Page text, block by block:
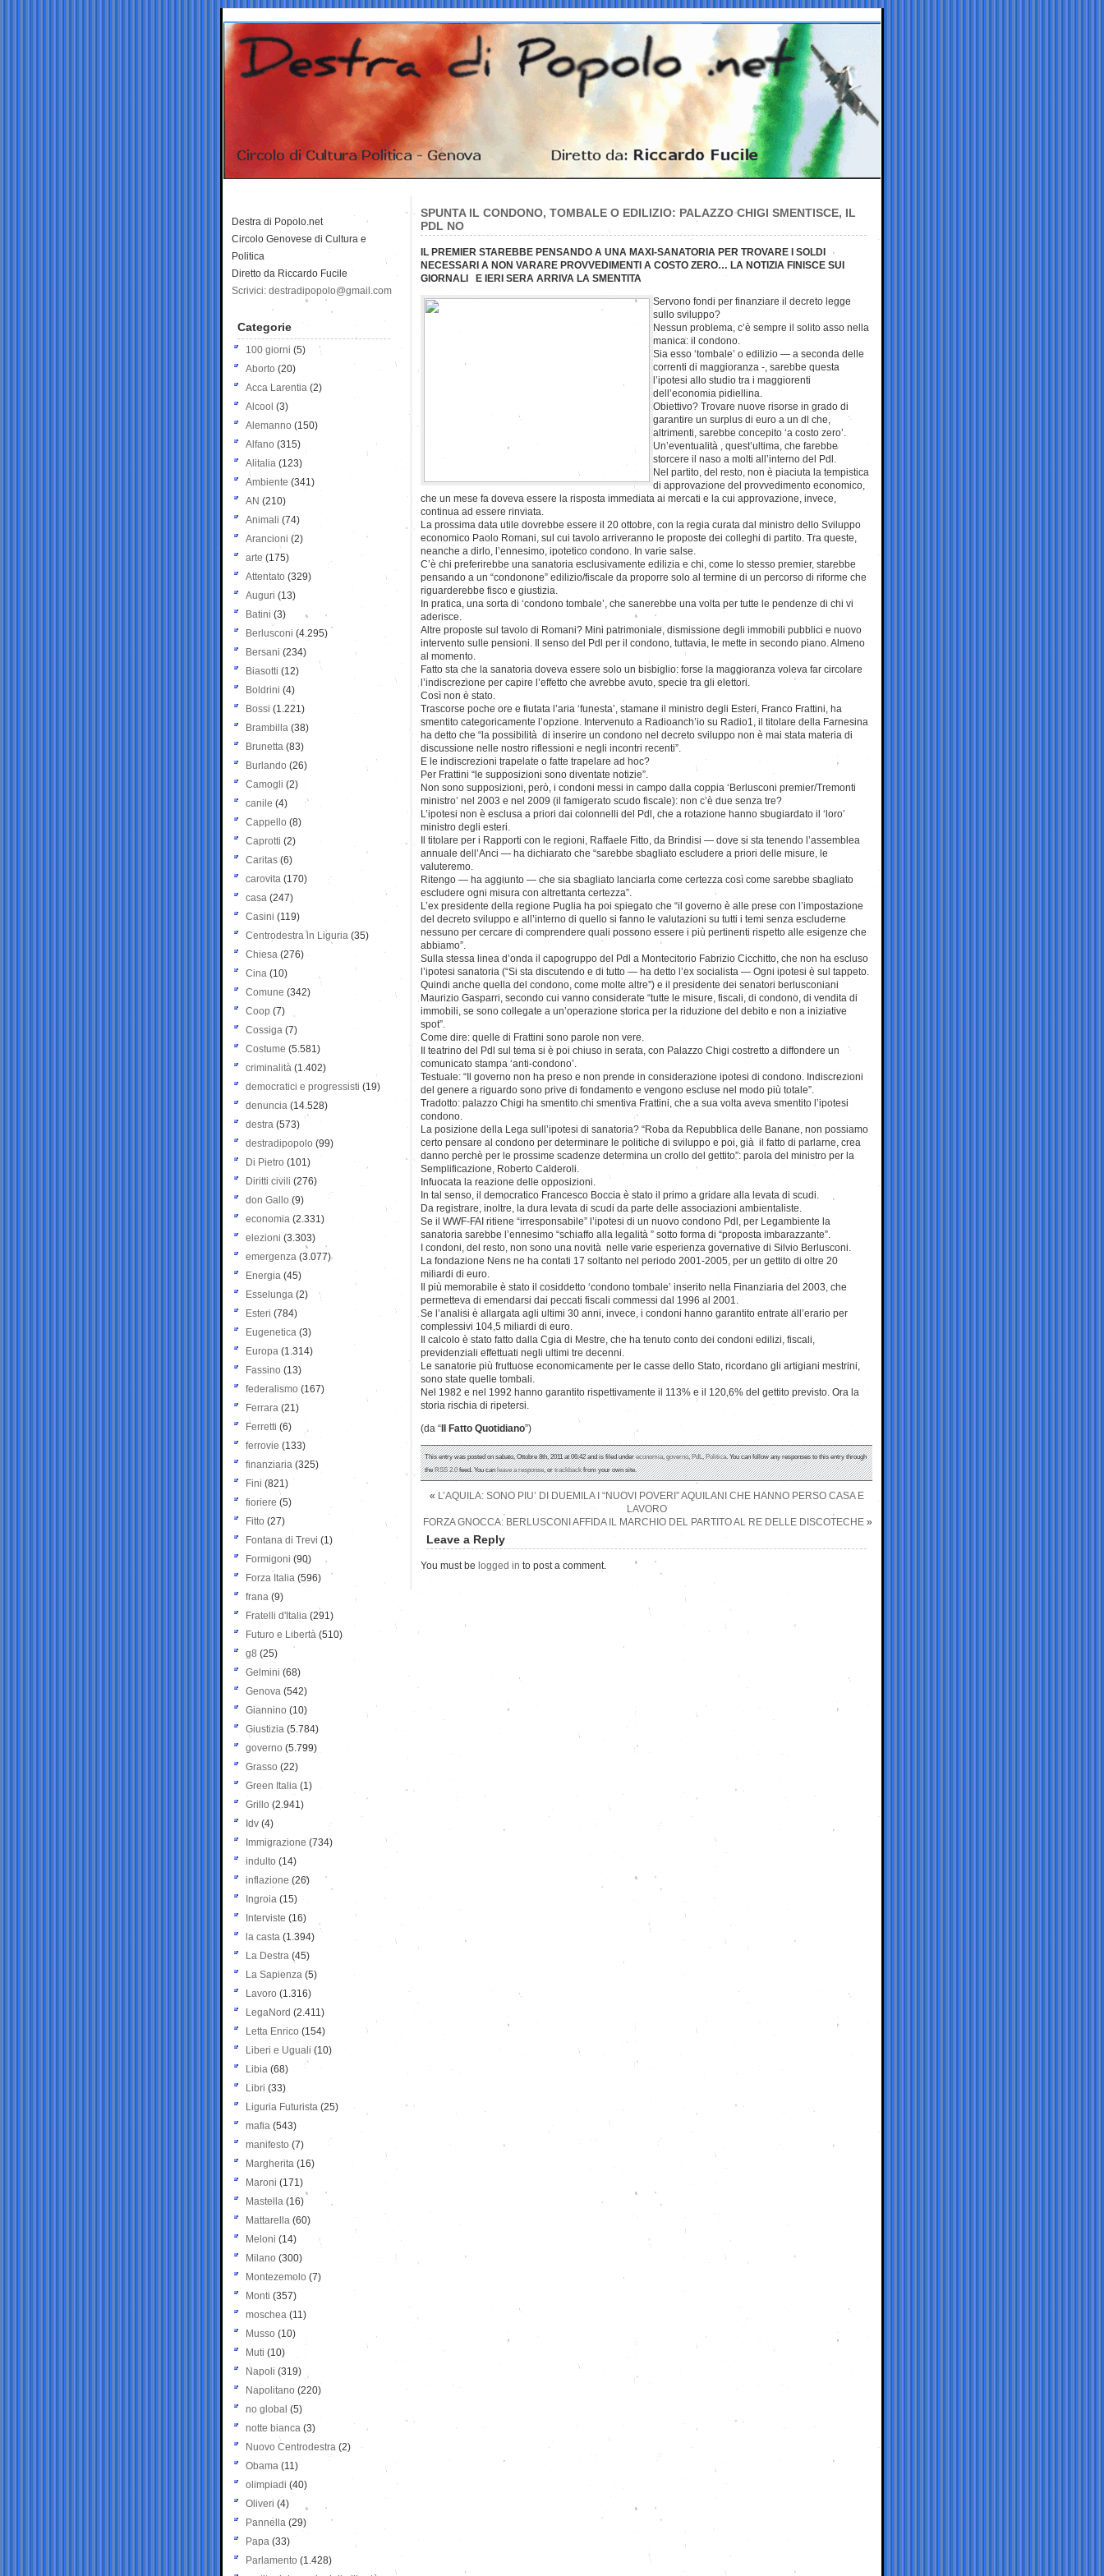
SPUNTA IL CONDONO, TOMBALE O EDILIZIO: PALAZZO CHIGI SMENTISCE, IL
PDL NO
IL PREMIER STAREBBE PENSANDO A UNA MAXI-SANATORIA PER TROVARE I SOLDI
NECESSARI A NON VARARE PROVVEDIMENTI A COSTO ZERO… LA NOTIZIA FINISCE SUI
GIORNALI E IERI SERA ARRIVA LA SMENTITA
Servono fondi per finanziare il decreto legge
sullo sviluppo?
Nessun problema, c’è sempre il solito asso nella
manica: il condono.
Sia esso ‘tombale’ o edilizio — a seconda delle
correnti di maggioranza -, sarebbe questa
l’ipotesi allo studio tra i maggiorenti
dell’economia pidiellina.
Obiettivo? Trovare nuove risorse in grado di
garantire un surplus di euro a un dl che,
altrimenti, sarebbe concepito ‘a costo zero’.
Un’eventualità , quest’ultima, che farebbe
storcere il naso a molti all’interno del Pdl.
Nel partito, del resto, non è piaciuta la tempistica
di approvazione del provvedimento economico,
che un mese fa doveva essere la risposta immediata ai mercati e la cui approvazione, invece,
continua ad essere rinviata.
La prossima data utile dovrebbe essere il 20 ottobre, con la regia curata dal ministro dello Sviluppo
economico Paolo Romani, sul cui tavolo arriveranno le proposte dei colleghi di partito. Tra queste,
neanche a dirlo, l’ennesimo, ipotetico condono. In varie salse.
C’è chi preferirebbe una sanatoria esclusivamente edilizia e chi, come lo stesso premier, starebbe
pensando a un “condonone” edilizio/fiscale da proporre solo al termine di un percorso di riforme che
riguarderebbe fisco e giustizia.
In pratica, una sorta di ‘condono tombale’, che sanerebbe una volta per tutte le pendenze di chi vi
aderisce.
Altre proposte sul tavolo di Romani? Mini patrimoniale, dismissione degli immobili pubblici e nuovo
intervento sulle pensioni. Il senso del Pdl per il condono, tuttavia, le mette in secondo piano. Almeno
al momento.
Fatto sta che la sanatoria doveva essere solo un bisbiglio: forse la maggioranza voleva far circolare
l’indiscrezione per capire l’effetto che avrebbe avuto, specie tra gli elettori.
Così non è stato.
Trascorse poche ore e fiutata l’aria ‘funesta’, stamane il ministro degli Esteri, Franco Frattini, ha
smentito categoricamente l’opzione. Intervenuto a Radioanch’io su Radio1, il titolare della Farnesina
ha detto che “la possibilità di inserire un condono nel decreto sviluppo non è mai stata materia di
discussione nelle nostro riflessioni e negli incontri recenti”.
E le indiscrezioni trapelate o fatte trapelare ad hoc?
Per Frattini “le supposizioni sono diventate notizie”.
Non sono supposizioni, però, i condoni messi in campo dalla coppia ‘Berlusconi premier/Tremonti
ministro’ nel 2003 e nel 2009 (il famigerato scudo fiscale): non c’è due senza tre?
L’ipotesi non è esclusa a priori dai colonnelli del Pdl, che a rotazione hanno sbugiardato il ‘loro’
ministro degli esteri.
Il titolare per i Rapporti con le regioni, Raffaele Fitto, da Brindisi — dove si sta tenendo l’assemblea
annuale dell’Anci — ha dichiarato che “sarebbe sbagliato escludere a priori delle misure, le
valuteremo.
Ritengo — ha aggiunto — che sia sbagliato lanciarla come certezza così come sarebbe sbagliato
escludere ogni misura con altrettanta certezza”.
L’ex presidente della regione Puglia ha poi spiegato che “il governo è alle prese con l’impostazione
del decreto sviluppo e all’interno di quello si fanno le valutazioni su tutti i temi senza escluderne
nessuno per cercare di comprendere quali possono essere i più pertinenti rispetto alle esigenze che
abbiamo”.
Sulla stessa linea d’onda il capogruppo del Pdl a Montecitorio Fabrizio Cicchitto, che non ha escluso
l’ipotesi sanatoria (“Si sta discutendo e di tutto — ha detto l’ex socialista — Ogni ipotesi è sul tappeto.
Quindi anche quella del condono, come molte altre”) e il presidente dei senatori berlusconiani
Maurizio Gasparri, secondo cui vanno considerate “tutte le misure, fiscali, di condono, di vendita di
immobili, se sono collegate a un’operazione storica per la riduzione del debito e non a iniziative
spot”.
Come dire: quelle di Frattini sono parole non vere.
Il teatrino del Pdl sul tema si è poi chiuso in serata, con Palazzo Chigi costretto a diffondere un
comunicato stampa ‘anti-condono’.
Testuale: “Il governo non ha preso e non prende in considerazione ipotesi di condono. Indiscrezioni
del genere a riguardo sono prive di fondamento e vengono escluse nel modo più totale”.
Tradotto: palazzo Chigi ha smentito chi smentiva Frattini, che a sua volta aveva smentito l’ipotesi
condono.
La posizione della Lega sull’ipotesi di sanatoria? “Roba da Repubblica delle Banane, non possiamo
certo pensare al condono per determinare le politiche di sviluppo e poi, già il fatto di parlarne, crea
danno perchè per le prossime scadenze determina un crollo del gettito”: parola del ministro per la
Semplificazione, Roberto Calderoli.
Infuocata la reazione delle opposizioni.
In tal senso, il democratico Francesco Boccia è stato il primo a gridare alla levata di scudi.
Da registrare, inoltre, la dura levata di scudi da parte delle associazioni ambientaliste.
Se il WWF-FAI ritiene “irresponsabile” l’ipotesi di un nuovo condono Pdl, per Legambiente la
sanatoria sarebbe l’ennesimo “schiaffo alla legalità ” sotto forma di “proposta imbarazzante”.
I condoni, del resto, non sono una novità nelle varie esperienza governative di Silvio Berlusconi.
La fondazione Nens ne ha contati 17 soltanto nel periodo 2001-2005, per un gettito di oltre 20
miliardi di euro.
Il più memorabile è stato il cosiddetto ‘condono tombale’ inserito nella Finanziaria del 2003, che
permetteva di emendarsi dai peccati fiscali commessi dal 1996 al 2001.
Se l’analisi è allargata agli ultimi 30 anni, invece, i condoni hanno garantito entrate all’erario per
complessivi 104,5 miliardi di euro.
Il calcolo è stato fatto dalla Cgia di Mestre, che ha tenuto conto dei condoni edilizi, fiscali,
previdenziali effettuati negli ultimi tre decenni.
Le sanatorie più fruttuose economicamente per le casse dello Stato, ricordano gli artigiani mestrini,
sono state quelle tombali.
Nel 1982 e nel 1992 hanno garantito rispettivamente il 113% e il 120,6% del gettito previsto. Ora la
storia rischia di ripetersi.
(da “ Il Fatto Quotidiano”)
This entry was posted on sabato, Ottobre 8th, 2011 at 06:42 and is filed undereconomia,governo,PdL,Politica. You can follow any responses to this entry through
theRSS 2.0feed. You canleave a response, ortrackbackfrom your own site.
« L’AQUILA: SONO PIU’ DI DUEMILA I “NUOVI POVERI” AQUILANI CHE HANNO PERSO CASA E
LAVORO
FORZA GNOCCA: BERLUSCONI AFFIDA IL MARCHIO DEL PARTITO AL RE DELLE DISCOTECHE »
Leave a Reply
You must be logged in to post a comment.
Destra di Popolo.net
Circolo Genovese di Cultura e
Politica
Diretto da Riccardo Fucile
Scrivici: destradipopolo@gmail.com
Categorie
100 giorni (5)
Aborto (20)
Acca Larentia (2)
Alcool (3)
Alemanno (150)
Alfano (315)
Alitalia (123)
Ambiente (341)
AN (210)
Animali (74)
Arancioni (2)
arte (175)
Attentato (329)
Auguri (13)
Batini (3)
Berlusconi (4.295)
Bersani (234)
Biasotti (12)
Boldrini (4)
Bossi (1.221)
Brambilla (38)
Brunetta (83)
Burlando (26)
Camogli (2)
canile (4)
Cappello (8)
Caprotti (2)
Caritas (6)
carovita (170)
casa (247)
Casini (119)
Centrodestra in Liguria (35)
Chiesa (276)
Cina (10)
Comune (342)
Coop (7)
Cossiga (7)
Costume (5.581)
criminalità (1.402)
democratici e progressisti (19)
denuncia (14.528)
destra (573)
destradipopolo (99)
Di Pietro (101)
Diritti civili (276)
don Gallo (9)
economia (2.331)
elezioni (3.303)
emergenza (3.077)
Energia (45)
Esselunga (2)
Esteri (784)
Eugenetica (3)
Europa (1.314)
Fassino (13)
federalismo (167)
Ferrara (21)
Ferretti (6)
ferrovie (133)
finanziaria (325)
Fini (821)
fioriere (5)
Fitto (27)
Fontana di Trevi (1)
Formigoni (90)
Forza Italia (596)
frana (9)
Fratelli d'Italia (291)
Futuro e Libertà (510)
g8 (25)
Gelmini (68)
Genova (542)
Giannino (10)
Giustizia (5.784)
governo (5.799)
Grasso (22)
Green Italia (1)
Grillo (2.941)
Idv (4)
Immigrazione (734)
indulto (14)
inflazione (26)
Ingroia (15)
Interviste (16)
la casta (1.394)
La Destra (45)
La Sapienza (5)
Lavoro (1.316)
LegaNord (2.411)
Letta Enrico (154)
Liberi e Uguali (10)
Libia (68)
Libri (33)
Liguria Futurista (25)
mafia (543)
manifesto (7)
Margherita (16)
Maroni (171)
Mastella (16)
Mattarella (60)
Meloni (14)
Milano (300)
Montezemolo (7)
Monti (357)
moschea (11)
Musso (10)
Muti (10)
Napoli (319)
Napolitano (220)
no global (5)
notte bianca (3)
Nuovo Centrodestra (2)
Obama (11)
olimpiadi (40)
Oliveri (4)
Pannella (29)
Papa (33)
Parlamento (1.428)